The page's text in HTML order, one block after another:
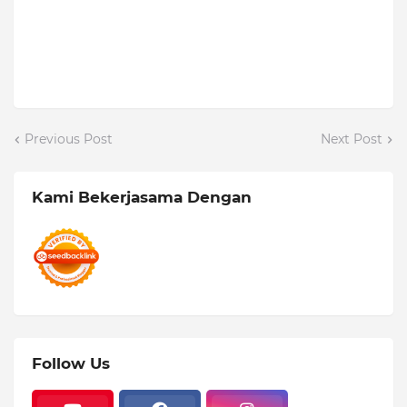
Previous Post Next Post
Kami Bekerjasama Dengan
Follow Us